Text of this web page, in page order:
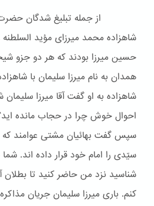
از جمله تبلیغ شدگان حضرت
شاهزاده محمد میرزای مؤید
حسین میرزا بودند که هر دو جزو
همدان به نام میرزا سلیمان با
شاهزاده به او گفت آقا میرزا
احوال خوش چرا در حجاب مانده
سپس گفت بهائیان مشتی عوامند که
سیّدی را امام خود قرار داده اند.
شناسید نزد من حاضر کنید تا بطلان
کنم. باری میرزا سلیمان جریان